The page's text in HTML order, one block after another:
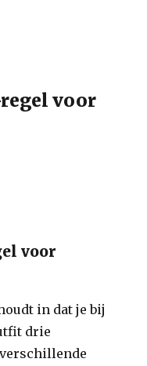
voor
voor
in dat je bij
drie